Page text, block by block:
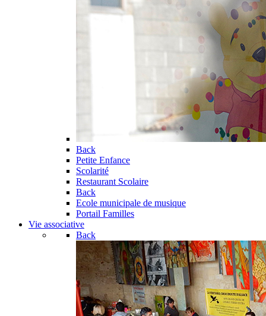
Back
Petite Enfance
Scolarité
Restaurant Scolaire
Back
Ecole municipale de musique
Portail Familles
Vie associative
Back